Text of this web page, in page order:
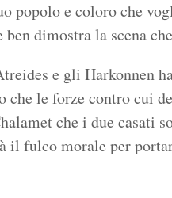
popolo e coloro che
dimostra la scena
e gli Harkonnen
le forze contro cui
che i due casati
il fulco morale per